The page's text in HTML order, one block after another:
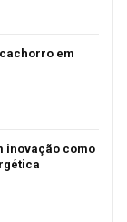
em
inovação como